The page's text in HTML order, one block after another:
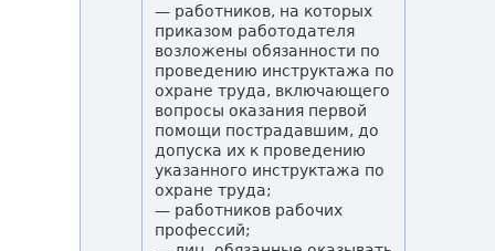
— работников, на которых
приказом работодателя
возложены обязанности по
проведению инструктажа по
охране труда, включающего
вопросы оказания первой
помощи пострадавшим, до
допуска их к проведению
указанного инструктажа по
охране труда;
— работников рабочих
профессий;